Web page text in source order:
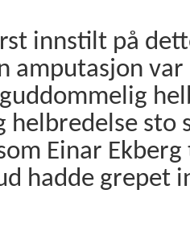
innstilt på
amputasjon
helbredelse
Einar
hadde grepet